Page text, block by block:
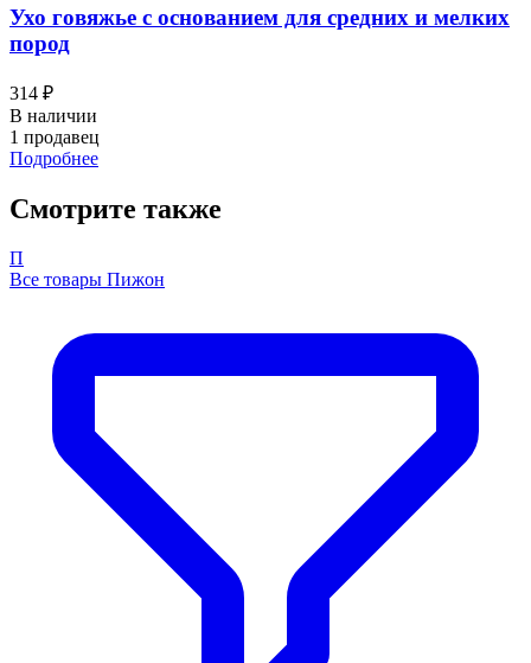
Ухо говяжье с основанием для средних и мелких
пород
314 ₽
В наличии
1 продавец
Подробнее
Смотрите также
П
Все товары Пижон